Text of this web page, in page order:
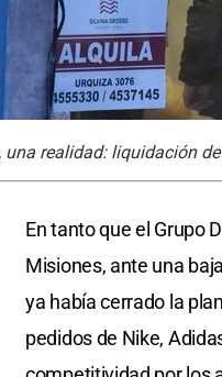
una realidad: liquidación
En tanto que el Grupo
Misiones, ante una
ya había cerrado la
pedidos de Nike,